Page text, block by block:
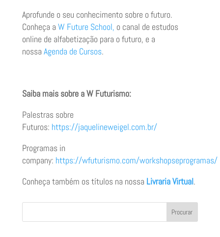
Aprofunde o seu conhecimento sobre o futuro.
Conheça a W Future School, o canal de estudos
online de alfabetização para o futuro, e a
nossa Agenda de Cursos.
Saiba mais sobre a W Futurismo:
Palestras sobre
Futuros: https://jaquelineweigel.com.br/
Programas in
company: https://wfuturismo.com/workshopseprogramas/
Conheça também os títulos na nossa Livraria Virtual.
Procurar